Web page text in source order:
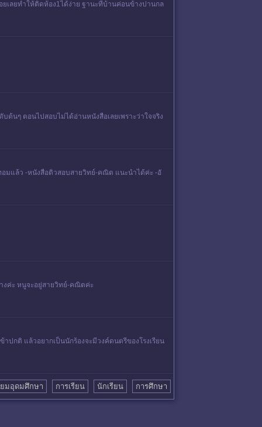
เลยทำให้ติดห้อง1ได้ง่าย ฐานะที่บ้านค่อนข้างปานกล
นๆ ตอนไปสอบไม่ได้อ่านหนังสือเลยเพราะว่าใจจริง
อมแล้ว -หนังสือติวสอบสายวิทย์-คณิต แนะนำได้ค่ะ -อั
งค่ะ หนูจะอยู่สายวิทย์-คณิตค่ะ
ปกติ แล้วอยากเป็นนักร้องจะมีวงค์ดนตรีของโรงเรียน
ยมอุดมศึกษา การเรียน นักเรียน การศึกษา